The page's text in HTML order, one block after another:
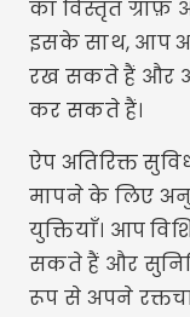
का विस्तृत ग्राफ़
इसके साथ, आप
रख सकते हैं और
कर सकते हैं।
ऐप अतिरिक्त
मापने के लिए
युक्तियाँ। आप
सकते हैं और
रूप से अपने